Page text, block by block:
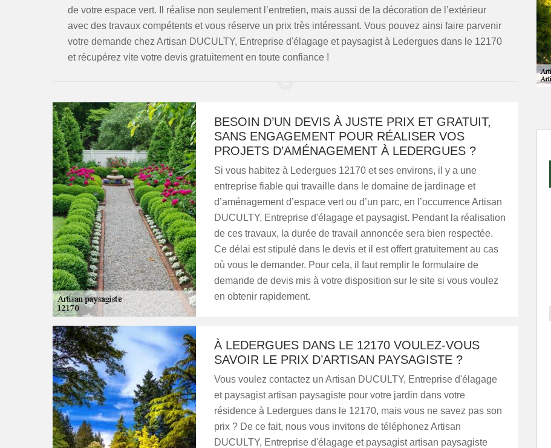
de votre espace vert. Il réalise non seulement l’entretien, mais aussi de la décoration de l’extérieur
avec des travaux compétents et vous réserve un prix très intéressant. Vous pouvez ainsi faire parvenir
votre demande chez Artisan DUCULTY, Entreprise d'élagage et paysagist à Ledergues dans le 12170
et récupérez vite votre devis gratuitement en toute confiance !
BESOIN D’UN DEVIS À JUSTE PRIX ET GRATUIT,
SANS ENGAGEMENT POUR RÉALISER VOS
PROJETS D’AMÉNAGEMENT À LEDERGUES ?
Si vous habitez à Ledergues 12170 et ses environs, il y a une
entreprise fiable qui travaille dans le domaine de jardinage et
d’aménagement d’espace vert ou d’un parc, en l’occurrence Artisan
DUCULTY, Entreprise d'élagage et paysagist. Pendant la réalisation
de ces travaux, la durée de travail annoncée sera bien respectée.
Ce délai est stipulé dans le devis et il est offert gratuitement au cas
où vous le demander. Pour cela, il faut remplir le formulaire de
demande de devis mis à votre disposition sur le site si vous voulez
en obtenir rapidement.
À LEDERGUES DANS LE 12170 VOULEZ-VOUS
SAVOIR LE PRIX D’ARTISAN PAYSAGISTE ?
Vous voulez contactez un Artisan DUCULTY, Entreprise d'élagage
et paysagist artisan paysagiste pour votre jardin dans votre
résidence à Ledergues dans le 12170, mais vous ne savez pas son
prix ? De ce fait, nous vous invitons de téléphonez Artisan
DUCULTY, Entreprise d'élagage et paysagist artisan paysagiste